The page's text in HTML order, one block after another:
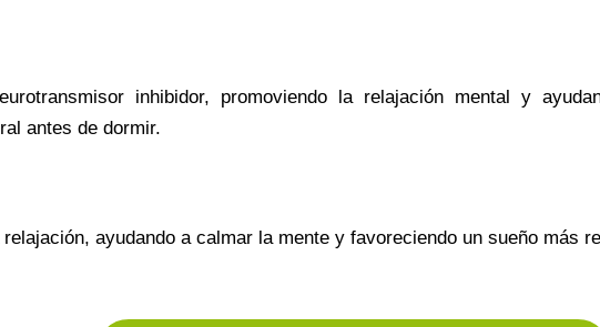
inhibidor, promoviendo la relajación mental y
antes de dormir.
ayudando a calmar la mente y favoreciendo un sueño más